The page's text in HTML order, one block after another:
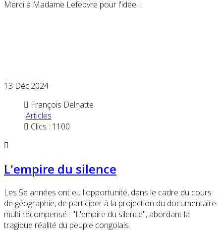
Merci à Madame Lefebvre pour l'idée !
13 Déc,2024
François Delnatte
Articles
Clics : 1100
L'empire du silence
Les 5e années ont eu l'opportunité, dans le cadre du cours
de géographie, de participer à la projection du documentaire
multi récompensé : "L'empire du silence", abordant la
tragique réalité du peuple congolais.